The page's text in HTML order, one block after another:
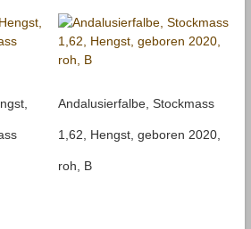
Andalusierfalbe, Stockmass
1,62, Hengst, geboren 2020,
roh, B